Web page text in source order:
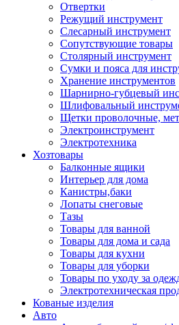
Отвертки
Режущий инструмент
Слесарный инструмент
Сопутствующие товары
Столярный инструмент
Сумки и пояса для
Хранение инструментов
Шарнирно-губцевый
Шлифовальный
Щетки проволочные,
Электроинструмент
Электротехника
Хозтовары
Балконные ящики
Интерьер для дома
Канистры,баки
Лопаты снеговые
Тазы
Товары для ванной
Товары для дома и сада
Товары для кухни
Товары для уборки
Товары по уходу за
Электротехническая
Кованые изделия
Авто